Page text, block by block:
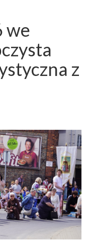
we
z